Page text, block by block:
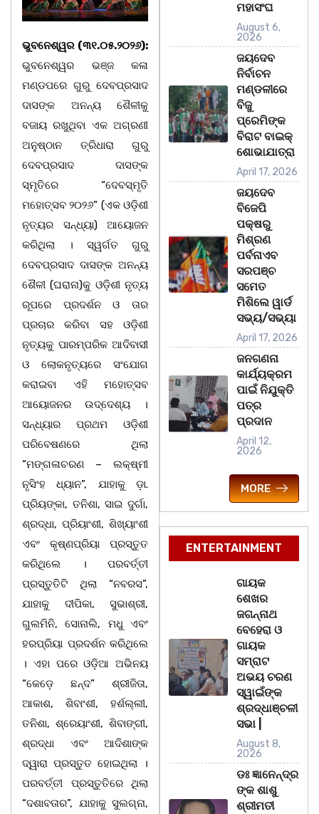
ଭୁବନେଶ୍ୱର (୩୧.୦୫.୨୦୨୬):
ଭୁବନେଶ୍ୱର ଭଞ୍ଜ କଳା
ମଣ୍ଡପରେ ଗୁରୁ ଦେବପ୍ରସାଦ
ଦାସଙ୍କ ଅନନ୍ୟ ଶୈଳୀକୁ
ବଜାୟ ରଖୁଥିବା ଏକ ଅଗ୍ରଣୀ
ଅନୁଷ୍ଠାନ ତ୍ରିଧାରା ଗୁରୁ
ଦେବପ୍ରସାଦ ଦାସଙ୍କ
ସ୍ମୃତିରେ “ଦେବସ୍ମୃତି
ମହୋତ୍ସବ ୨୦୨୬” (ଏକ ଓଡ଼ିଶୀ
ନୃତ୍ୟର ସନ୍ଧ୍ୟା) ଆୟୋଜନ
କରିଥିଲା । ସ୍ୱର୍ଗତ ଗୁରୁ
ଦେବପ୍ରସାଦ ଦାସଙ୍କ ଅନନ୍ୟ
ଶୈଳୀ (ଘରାନା)କୁ ଓଡ଼ିଶୀ ନୃତ୍ୟ
ରୂପରେ ପ୍ରଦର୍ଶନ ଓ ତାର
ପ୍ରଚାର କରିବା ସହ ଓଡ଼ିଶୀ
ନୃତ୍ୟକୁ ପାରମ୍ପରିକ ଆଦିବାସୀ
ଓ ଲୋକନୃତ୍ୟରେ ସଂଯୋଗ
କରାଇବା ଏହି ମହୋତ୍ସବ
ଆୟୋଜନର ଉଦ୍ଦେଶ୍ୟ ।
ସନ୍ଧ୍ୟାର ପ୍ରଥମ ଓଡ଼ିଶୀ
ପରିବେଷଣରେ ଥିଲା
“ମଙ୍ଗଳାଚରଣ – ଲକ୍ଷ୍ମୀ
ନୃସିଂହ ଧ୍ୟାନ”, ଯାହାକୁ ଡ଼ା.
ପ୍ରିୟଙ୍କା, ତନିଶା, ସାଇ ଦୁର୍ଗା,
ଶ୍ରଦ୍ଧା, ପ୍ରିୟାଂଶୀ, ଶିଖ୍ୟାଂଶୀ
ଏବଂ କୃଷ୍ଣପ୍ରିୟା ପ୍ରସ୍ତୁତ
କରିଥିଲେ । ପରବର୍ତ୍ତୀ
ପ୍ରସ୍ତୁତିଟି ଥିଲା “ନବରସ”,
ଯାହାକୁ ଦୀପିକା, ସୁଭାଶ୍ରୀ,
ଗୁଲମିନି, ସୋନାଲି, ମଧୁ ଏବଂ
ହରପ୍ରିୟା ପ୍ରଦର୍ଶନ କରିଥିଲେ
। ଏହା ପରେ ଓଡ଼ିଆ ଅଭିନୟ
“କେଡ଼େ ଛନ୍ଦ” ଶ୍ରୀଜିତା,
ଆକାଶ, ଶିବାଂଶୀ, ହର୍ଶଲ୍ଲୀ,
ତନିଶା, ଶ୍ରେୟାଂଶୀ, ଶିବାଙ୍ଗୀ,
ଶ୍ରଦ୍ଧା ଏବଂ ଆଦିଶାଙ୍କ
ଦ୍ୱାରା ପ୍ରସ୍ତୁତ ହୋଇଥିଲା ।
ପରବର୍ତ୍ତୀ ପ୍ରସ୍ତୁତିରେ ଥିଲା
“ଦଶାବତାର”, ଯାହାକୁ ସୁଲଗ୍ନା,
ମହାସଂଘ
August 6,
2026
ଜୟଦେବ
ନିର୍ବାଚନ
ମଣ୍ଡଳୀରେ
ବିଜୁ
ପ୍ରେମିଙ୍କ
ବିରାଟ ବାଇକ୍
ଶୋଭାଯାତ୍ରା
April 17, 2026
ଜୟଦେବ
ବିଜେପି
ପକ୍ଷରୁ
ମିଶ୍ରଣ
ପର୍ବନାଏବ
ସରପଞ୍ଚ
ସମେତ
ମିଶିଲେ ୱାର୍ଡ
ସଭ୍ୟ/ସଭ୍ୟା
April 17, 2026
ଜନଗଣନା
କାର୍ଯ୍ୟକ୍ରମ
ପାଇଁ ନିଯୁକ୍ତି
ପତ୍ର
ପ୍ରଦାନ
April 12,
2026
MORE
ENTERTAINMENT
ଗାୟକ
ଶେଖର
ଜଗନ୍ନାଥ
ବେହେରା ଓ
ଗାୟକ
ସମ୍ରାଟ
ଅଭୟ ଚରଣ
ସ୍ୱାଇଁଙ୍କ
ଶ୍ରଦ୍ଧାଞ୍ଚଳୀ
ସଭା |
August 8,
2026
ଡଃ ଜ୍ଞାନେନ୍ଦ୍ର
ଙ୍କ ଶାଶୁ
ଶ୍ରୀମତୀ